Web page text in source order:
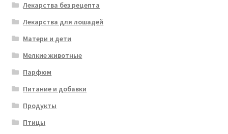
Лекарства без рецепта
Лекарства для лошадей
Матери и дети
Мелкие животные
Парфюм
Питание и добавки
Продукты
Птицы